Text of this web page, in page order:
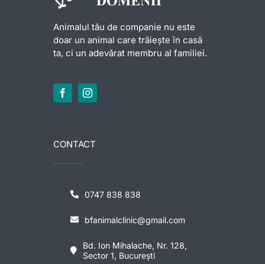
Animalul tău de companie nu este
doar un animal care trăiește în casă
ta, ci un adevărat membru al familiei.
CONTACT
0747 838 838
bfanimalclinic@gmail.com
Bd. Ion Mihalache, Nr. 128,
Sector 1, București